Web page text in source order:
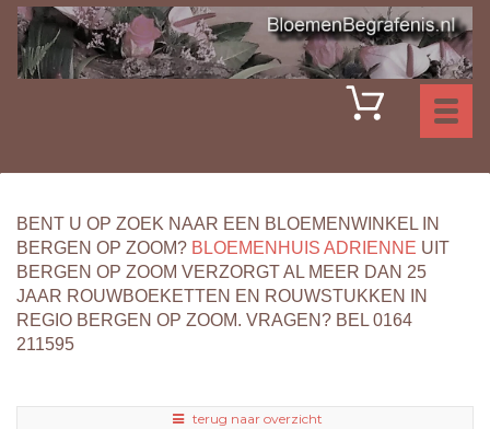
BENT U OP ZOEK NAAR EEN BLOEMENWINKEL IN
BERGEN OP ZOOM? BLOEMENHUIS ADRIENNE UIT
BERGEN OP ZOOM VERZORGT AL MEER DAN 25
JAAR ROUWBOEKETTEN EN ROUWSTUKKEN IN
REGIO BERGEN OP ZOOM. VRAGEN? BEL 0164
211595
terug naar overzicht